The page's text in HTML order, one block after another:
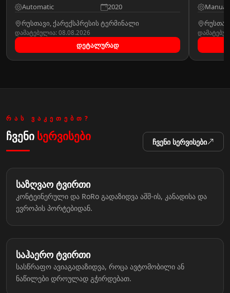
Automatic
2020
რუსთავი, ქარექსპრესის ტერმინალი
დამატებულია: 08.08.2026
დეტალურად
Manual
ᲠᲐᲡ ᲕᲐᲙᲔᲗᲔᲑᲗ?
ჩვენი სერვისები ჩვენი სერვისები
1
საზღვაო ტვირთი
კონტეინერული და RoRo გადაზიდვა აშშ-ის, კანადისა და
ევროპის პორტებიდან.
საჰაერო ტვირთი
სასწრაფო ავიაგადაზიდვა, როცა ავტომობილი ან
ნაწილები დროულად გჭირდებათ.